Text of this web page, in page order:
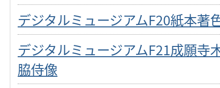
デジタルミュージアムF20紙本著
デジタルミュージアムF21成願寺
脇侍像